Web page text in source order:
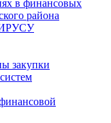
в финансовых
района
закупки